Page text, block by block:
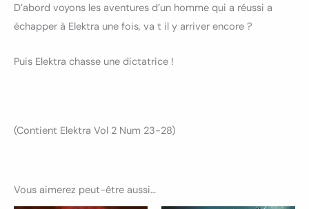
D’abord voyons les aventures d’un homme qui a réussi a
échapper à Elektra une fois, va t il y arriver encore ?
Puis Elektra chasse une dictatrice !
(Contient Elektra Vol 2 Num 23-28)
Vous aimerez peut-être aussi…